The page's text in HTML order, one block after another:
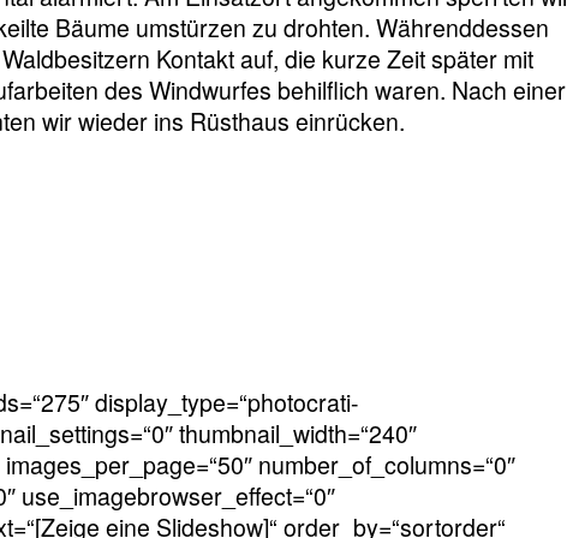
Bäume umstürzen zu drohten. Währenddessen
Kontakt auf, die kurze Zeit später mit
des Windwurfes behilflich waren. Nach einer
wir wieder ins Rüsthaus einrücken.
display_type=“photocrati-
thumbnail_width=“240″
number_of_columns=“0″
use_imagebrowser_effect=“0″
eine Slideshow]“ order_by=“sortorder“